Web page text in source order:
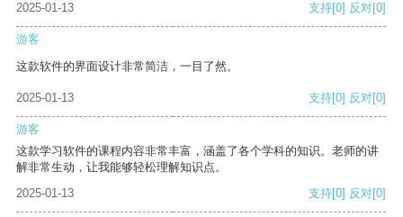
2025-01-13 支持[0] 反对[0]
游客
这款软件的界面设计非常简洁，一目了然。
2025-01-13 支持[0] 反对[0]
游客
这款学习软件的课程内容非常丰富，涵盖了各个学科的知识。老师的讲
解非常生动，让我能够轻松理解知识点。
2025-01-13
支持[0] 反对[0]